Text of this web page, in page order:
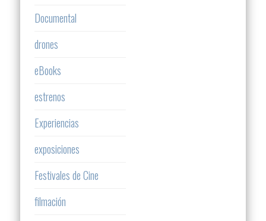
Documental
drones
eBooks
estrenos
Experiencias
exposiciones
Festivales de Cine
filmación